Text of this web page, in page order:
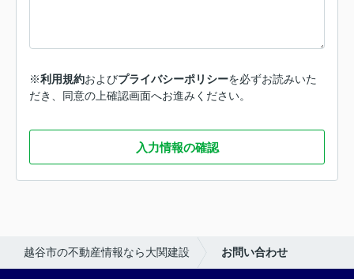
※利用規約およびプライバシーポリシーを必ずお読みいた
だき、同意の上確認画面へお進みください。
入力情報の確認
越谷市の不動産情報なら大関建設 お問い合わせ